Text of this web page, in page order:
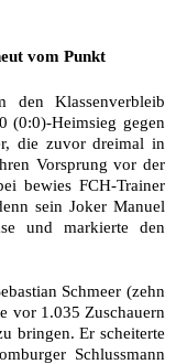
vom Punkt
den Klassenverbleib
(0:0)-Heimsieg gegen
die zuvor dreimal in
Vorsprung vor der
bewies FCH-Trainer
sein Joker Manuel
und markierte den
Schmeer (zehn
vor 1.035 Zuschauern
bringen. Er scheiterte
Schlussmann